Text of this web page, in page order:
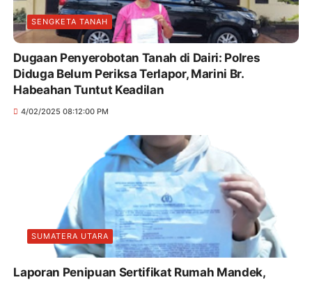
SENGKETA TANAH
Dugaan Penyerobotan Tanah di Dairi: Polres
Diduga Belum Periksa Terlapor, Marini Br.
Habeahan Tuntut Keadilan
4/02/2025 08:12:00 PM
SUMATERA UTARA
Laporan Penipuan Sertifikat Rumah Mandek,